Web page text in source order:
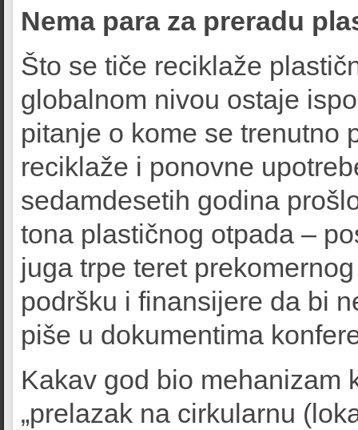
Nema para za preradu
Što se tiče reciklaže
globalnom nivou ostaje
pitanje o kome se trenutno
reciklaže i ponovne
sedamdesetih godina
tona plastičnog otpada –
juga trpe teret
podršku i finansijere da bi
piše u dokumentima
Kakav god bio mehanizam
„prelazak na cirkularnu